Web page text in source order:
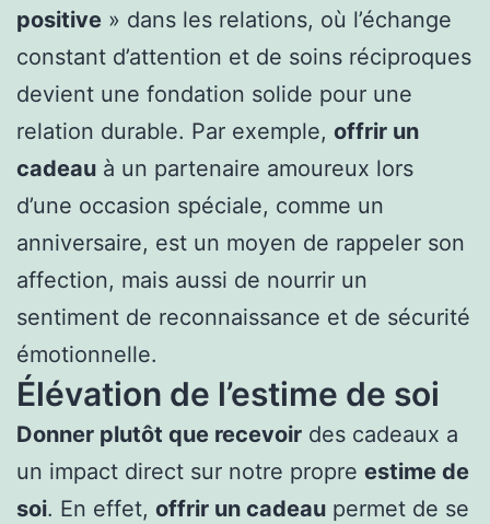
positive » dans les relations, où l’échange
constant d’attention et de soins réciproques
devient une fondation solide pour une
relation durable. Par exemple, offrir un
cadeau à un partenaire amoureux lors
d’une occasion spéciale, comme un
anniversaire, est un moyen de rappeler son
affection, mais aussi de nourrir un
sentiment de reconnaissance et de sécurité
émotionnelle.
Élévation de l’estime de soi
Donner plutôt que recevoir des cadeaux a
un impact direct sur notre propre estime de
soi. En effet, offrir un cadeau permet de se